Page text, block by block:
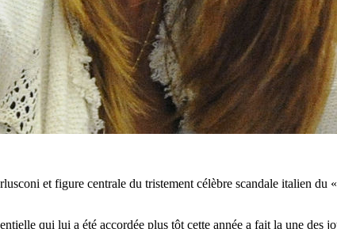
et figure centrale du tristement célèbre scandale italien du
qui lui a été accordée plus tôt cette année a fait la une des